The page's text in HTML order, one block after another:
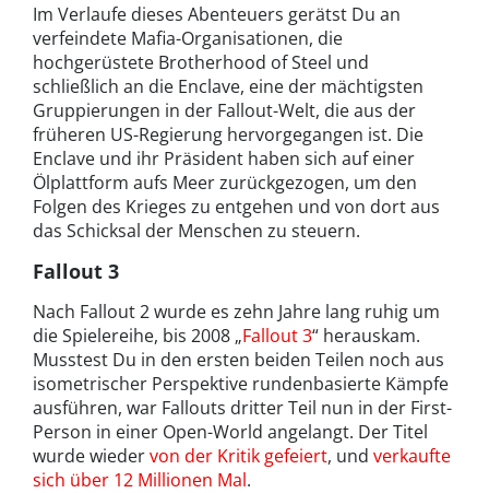
Im Verlaufe dieses Abenteuers gerätst Du an
verfeindete Mafia-Organisationen, die
hochgerüstete Brotherhood of Steel und
schließlich an die Enclave, eine der mächtigsten
Gruppierungen in der Fallout-Welt, die aus der
früheren US-Regierung hervorgegangen ist. Die
Enclave und ihr Präsident haben sich auf einer
Ölplattform aufs Meer zurückgezogen, um den
Folgen des Krieges zu entgehen und von dort aus
das Schicksal der Menschen zu steuern.
Fallout 3
Nach Fallout 2 wurde es zehn Jahre lang ruhig um
die Spielereihe, bis 2008 „Fallout 3“ herauskam.
Musstest Du in den ersten beiden Teilen noch aus
isometrischer Perspektive rundenbasierte Kämpfe
ausführen, war Fallouts dritter Teil nun in der First-
Person in einer Open-World angelangt. Der Titel
wurde wiedervon der Kritik gefeiert, und verkaufte
sich über 12 Millionen Mal.